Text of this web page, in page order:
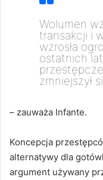
Wolumen
transakcji i
wzrosła
ostatnich
zmniejszył
– zauważa Infante.
Koncepcja
alternatywy dla
argument używany